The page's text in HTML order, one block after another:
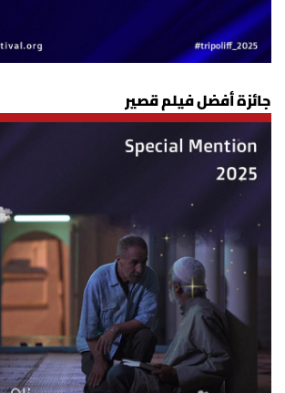
جائزة أفضل فيلم قصير